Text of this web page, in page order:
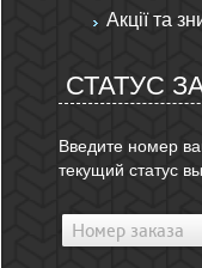
Акції та
СТАТУС
Введите номер
текущий статус